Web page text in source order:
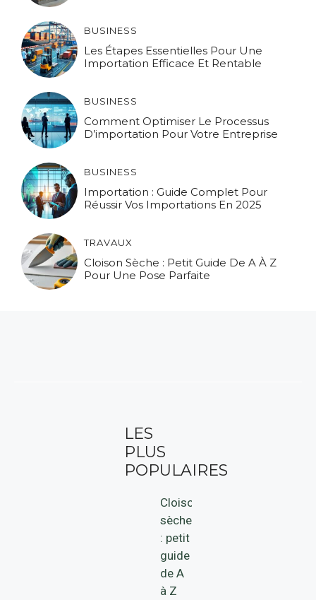
BUSINESS
Les Étapes Essentielles Pour Une
Importation Efficace Et Rentable
BUSINESS
Comment Optimiser Le Processus
D’importation Pour Votre Entreprise
BUSINESS
Importation : Guide Complet Pour
Réussir Vos Importations En 2025
TRAVAUX
Cloison Sèche : Petit Guide De A À Z
Pour Une Pose Parfaite
LES
PLUS
POPULAIRES
Cloison
sèche
: petit
guide
de A
à Z